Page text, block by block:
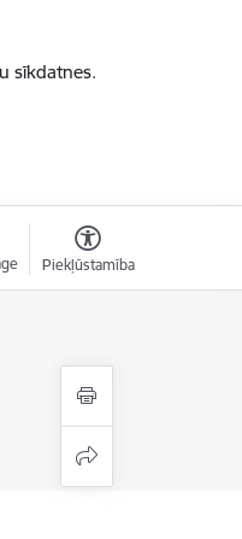
sīkdatnes.
Piekļūstamība